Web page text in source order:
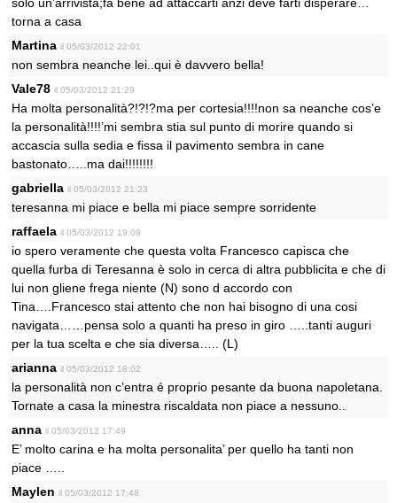
torna a casa
Martina il 05/03/2012 22:01
non sembra neanche lei..qui è davvero bella!
Vale78 il 05/03/2012 21:29
Ha molta personalità?!?!?ma per cortesia!!!!non sa neanche cos’e
la personalità!!!!’mi sembra stia sul punto di morire quando si
accascia sulla sedia e fissa il pavimento sembra in cane
bastonato…..ma dai!!!!!!!!
gabriella il 05/03/2012 21:23
teresanna mi piace e bella mi piace sempre sorridente
raffaela il 05/03/2012 19:09
io spero veramente che questa volta Francesco capisca che
quella furba di Teresanna è solo in cerca di altra pubblicita e che di
lui non gliene frega niente (N) sono d accordo con
Tina….Francesco stai attento che non hai bisogno di una cosi
navigata……pensa solo a quanti ha preso in giro …..tanti auguri
per la tua scelta e che sia diversa….. (L)
arianna il 05/03/2012 18:02
la personalità non c’entra é proprio pesante da buona napoletana.
Tornate a casa la minestra riscaldata non piace a nessuno..
anna il 05/03/2012 17:49
E’ molto carina e ha molta personalita’ per quello ha tanti non
piace …..
Maylen il 05/03/2012 17:48